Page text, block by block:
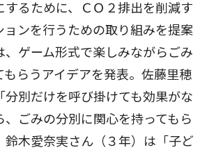
するために、ＣＯ２排出を削減す
ョンを行うための取り組みを提案
、ゲーム形式で楽しみながらごみ
もらうアイデアを発表。佐藤里穂
分別だけを呼び掛けても効果がな
、ごみの分別に関心を持ってもら
鈴木愛奈実さん（３年）は「子ど